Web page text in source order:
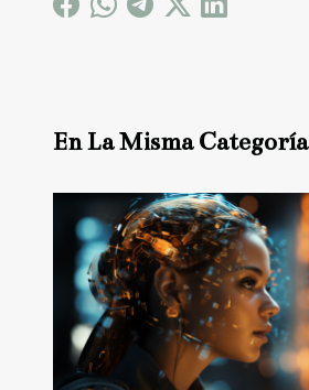
En La Misma Categoría